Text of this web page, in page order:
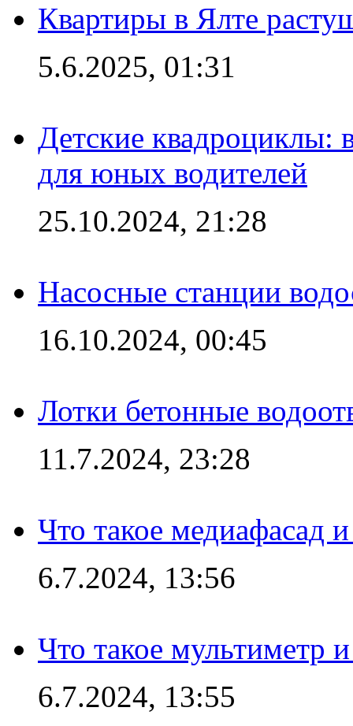
Квартиры в Ялте
5.6.2025, 01:31
Детские квадроциклы:
для юных водителей
25.10.2024, 21:28
Насосные станции
16.10.2024, 00:45
Лотки бетонные
11.7.2024, 23:28
Что такое медиафасад
6.7.2024, 13:56
Что такое мультиметр
6.7.2024, 13:55